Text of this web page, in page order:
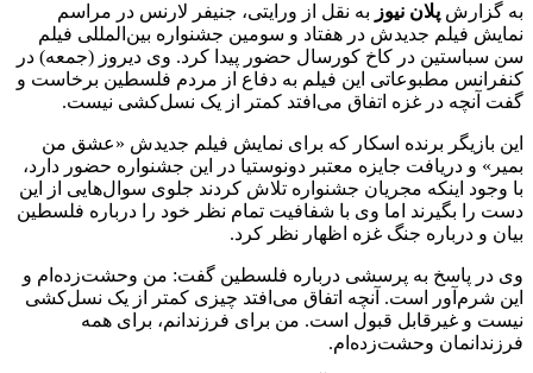
به گزارش پلان نیوز به نقل از ورایتی، جنیفر لارنس در مراسم
نمایش فیلم جدیدش در هفتاد و سومین جشنواره بین‌المللی فیلم
سن سباستین در کاخ کورسال حضور پیدا کرد. وی دیروز (جمعه) در
کنفرانس مطبوعاتی این فیلم به دفاع از مردم فلسطین برخاست و
گفت آنچه در غزه اتفاق می‌افتد کمتر از یک نسل‌کشی نیست.
این بازیگر برنده اسکار که برای نمایش فیلم جدیدش «عشق من
بمیر» و دریافت جایزه معتبر دونوستیا در این جشنواره حضور دارد،
با وجود اینکه مجریان جشنواره تلاش کردند جلوی سوال‌هایی از این
دست را بگیرند اما وی با شفافیت تمام نظر خود را درباره فلسطین
بیان و درباره جنگ غزه اظهار نظر کرد.
وی در پاسخ به پرسشی درباره فلسطین گفت: من وحشت‌زده‌ام و
این شرم‌آور است. آنچه اتفاق می‌افتد چیزی کمتر از یک نسل‌کشی
نیست و غیرقابل قبول است. من برای فرزندانم، برای همه
فرزندانمان وحشت‌زده‌ام.